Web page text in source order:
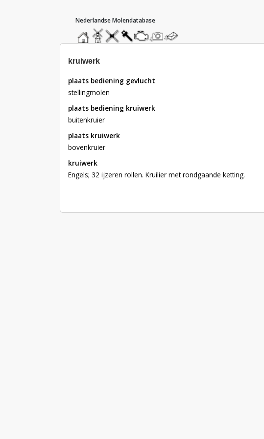
hoofdmenu
homemolendatabase
roedendatabase
assendatabase
motorendatabase
stuur
een
stuur
een
kruiwerk
plaats bediening gevlucht
stellingmolen
plaats bediening kruiwerk
buitenkruier
plaats kruiwerk
bovenkruier
kruiwerk
Engels; 32 ijzeren rollen. Kruilier met rondgaande ketting.